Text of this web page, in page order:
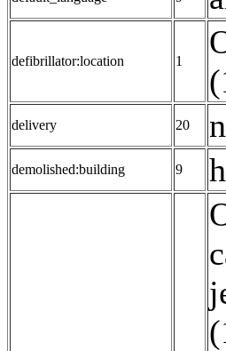
defibrillator:location 1
delivery 20
demolished:building 9